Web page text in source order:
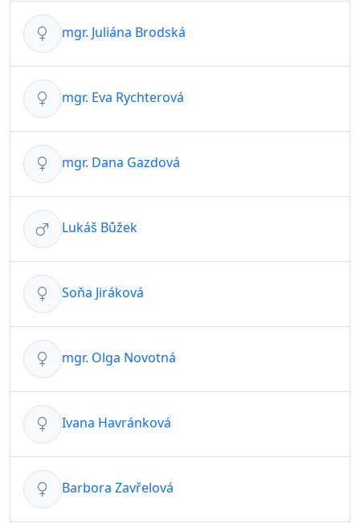
mgr. Juliána Brodská
mgr. Eva Rychterová
mgr. Dana Gazdová
Lukáš Bůžek
Soňa Jiráková
mgr. Olga Novotná
Ivana Havránková
Barbora Zavřelová